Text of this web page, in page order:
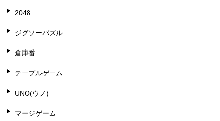
2048
ジグソーパズル
倉庫番
テーブルゲーム
UNO(ウノ)
マージゲーム